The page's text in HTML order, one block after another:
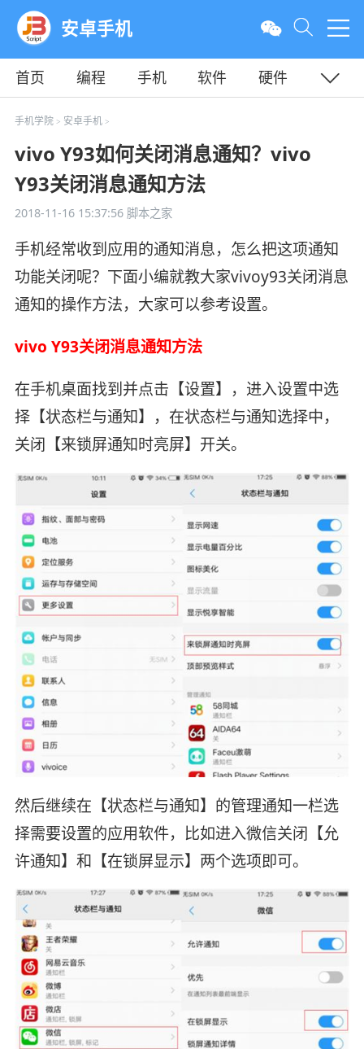
安卓手机
首页 编程 手机 软件
硬件
教程
平面
手机学院> 安卓手机>
vivo Y93如何关闭消息通知？vivo
Y93关闭消息通知方法
2018-11-16 15:37:56脚本之家
手机经常收到应用的通知消息，怎么把这项通知
功能关闭呢？下面小编就教大家vivoy93关闭消息
通知的操作方法，大家可以参考设置。
vivo Y93关闭消息通知方法
在手机桌面找到并点击【设置】，进入设置中选
择【状态栏与通知】，在状态栏与通知选择中，
关闭【来锁屏通知时亮屏】开关。
然后继续在【状态栏与通知】的管理通知一栏选
择需要设置的应用软件，比如进入微信关闭【允
许通知】和【在锁屏显示】两个选项即可。